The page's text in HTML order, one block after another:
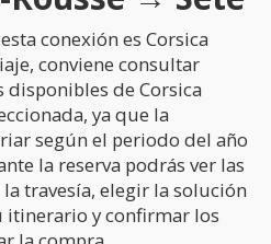
conexión es Corsica
conviene consultar
de Corsica
ya que la
según el periodo del año
la reserva podrás ver las
travesía, elegir la solución
itinerario y confirmar los